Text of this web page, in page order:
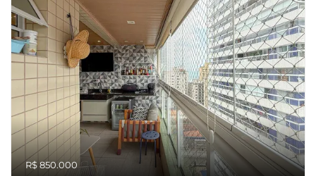
R$ 850.000